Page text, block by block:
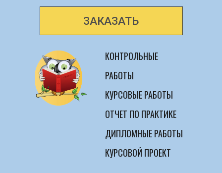
ЗАКАЗАТЬ
КОНТРОЛЬНЫЕ
РАБОТЫ
КУРСОВЫЕ РАБОТЫ
ОТЧЕТ ПО ПРАКТИКЕ
ДИПЛОМНЫЕ РАБОТЫ
КУРСОВОЙ ПРОЕКТ